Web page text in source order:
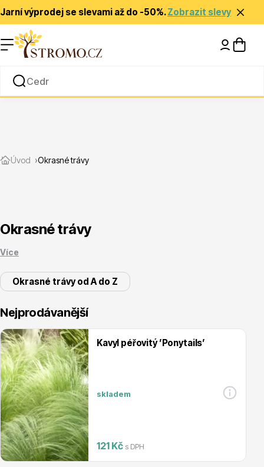
Jarní výprodej se slevami až do -50%.Zobrazit slevy
Rady a tipy
Jehličnany
Vřesovištní rostliny
Vánoční stromky v květináčích a řezané
Úvod Okrasné trávy
Okrasné trávy
Více
Okrasné trávy od A do Z
Nejprodávanější
Kavyl péřovitý ’Ponytails’
skladem
121 Kč s DPH